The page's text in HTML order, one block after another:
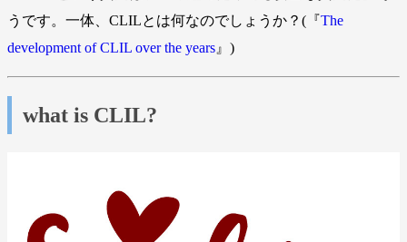
うです。一体、CLILとは何なのでしょうか？(『The
development of CLIL over the years 』)
what is CLIL?